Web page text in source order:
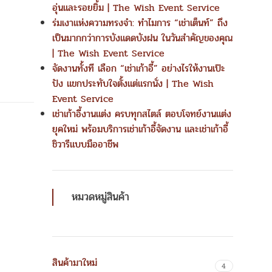
อุ่นและรอยยิ้ม | The Wish Event Service
ร่มเงาแห่งความทรงจำ: ทำไมการ “เช่าเต็นท์” ถึง
เป็นมากกว่าการบังแดดบังฝน ในวันสำคัญของคุณ
| The Wish Event Service
จัดงานทั้งที เลือก “เช่าเก้าอี้” อย่างไรให้งานเป๊ะ
ปัง แขกประทับใจตั้งแต่แรกนั่ง | The Wish
Event Service
เช่าเก้าอี้งานแต่ง ครบทุกสไตล์ ตอบโจทย์งานแต่ง
ยุคใหม่ พร้อมบริการเช่าเก้าอี้จัดงาน และเช่าเก้าอี้
ชิวารีแบบมืออาชีพ
หมวดหมู่สินค้า
สินค้ามาใหม่ 4